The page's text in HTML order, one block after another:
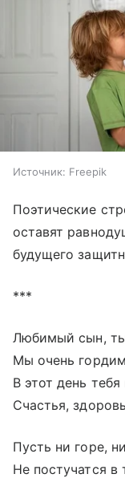
Источник: Freepik
Поэтические
оставят
будущего
***
Любимый сын,
Мы очень
В этот день
Счастья,
Пусть ни горе,
Не постучатся в